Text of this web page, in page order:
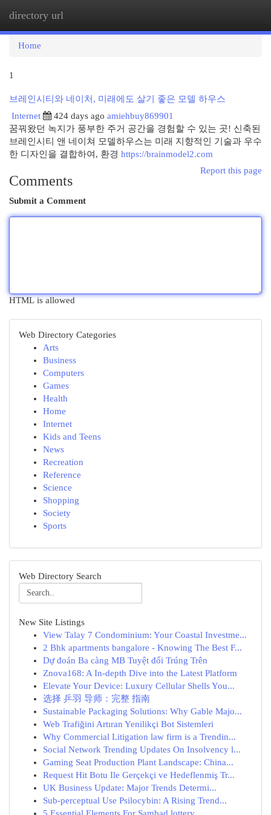
directory url
Home
1
브레인시티와 네이처, 미래에도 살기 좋은 모델 하우스
Internet
424 days ago amiehbuy869901
꿈꿔왔던 녹지가 풍부한 주거 공간을 경험할 수 있는 곳! 신축된
브레인시티 앤 네이쳐 모델하우스는 미래 지향적인 기술과 우수
한 디자인을 결합하여, 환경 https://brainmodel2.com
Report this page
Comments
Submit a Comment
HTML is allowed
Web Directory Categories
Arts
Business
Computers
Games
Health
Home
Internet
Kids and Teens
News
Recreation
Reference
Science
Shopping
Society
Sports
Web Directory Search
New Site Listings
View Talay 7 Condominium: Your Coastal Investme...
2 Bhk apartments bangalore - Knowing The Best F...
Dự đoán Ba càng MB Tuyệt đối Trúng Trên
Znova168: A In-depth Dive into the Latest Platform
Elevate Your Device: Luxury Cellular Shells You...
选择 乒羽 导师：完整 指南
Sustainable Packaging Solutions: Why Gable Majo...
Web Trafiğini Artıran Yenilikçi Bot Sistemleri
Why Commercial Litigation law firm is a Trendin...
Social Network Trending Updates On Insolvency l...
Gaming Seat Production Plant Landscape: China...
Request Hit Botu Ile Gerçekçi ve Hedeflenmiş Tr...
UK Business Update: Major Trends Determi...
Sub-perceptual Use Psilocybin: A Rising Trend...